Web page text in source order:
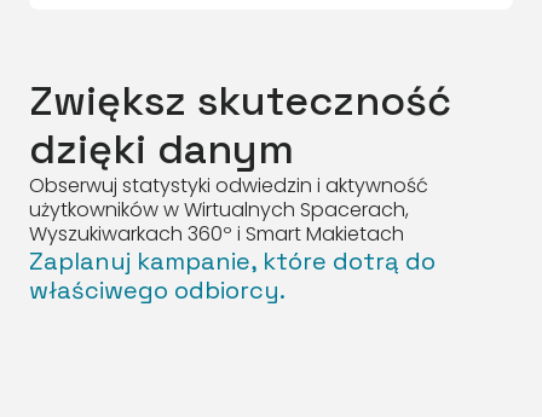
Zwiększ skuteczność
dzięki danym
Obserwuj statystyki odwiedzin i aktywność
użytkowników w Wirtualnych Spacerach,
Wyszukiwarkach 360º i Smart Makietach
Zaplanuj kampanie, które dotrą do
właściwego odbiorcy.